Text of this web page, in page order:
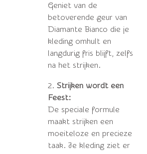
Geniet van de
betoverende geur van
Diamante Bianco die je
kleding omhult en
langdurig fris blijft, zelfs
na het strijken.
2. Strijken wordt een
Feest:
De speciale formule
maakt strijken een
moeiteloze en precieze
taak. Je kleding ziet er